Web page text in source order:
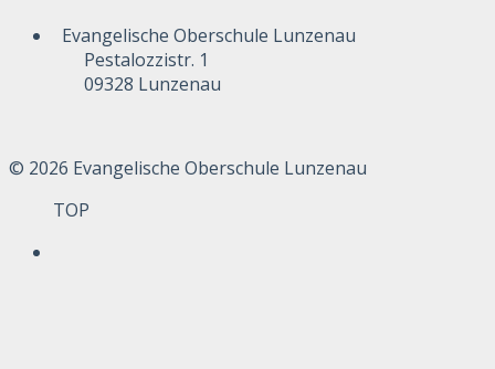
Evangelische Oberschule Lunzenau
Pestalozzistr. 1
09328 Lunzenau
© 2026 Evangelische Oberschule Lunzenau
TOP